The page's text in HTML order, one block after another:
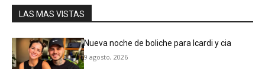
LAS MAS VISTAS
Nueva noche de boliche para Icardi y cia
9 agosto, 2026